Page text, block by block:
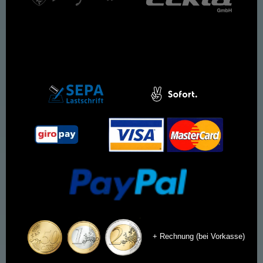
+ Rechnung (bei Vorkasse)